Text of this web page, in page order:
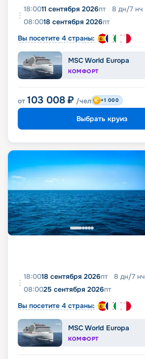
18:0011 сентября 2026пт 8 дн/7 нч
08:0018 сентября 2026пт
Вы посетите 4 страны:
MSC World Europa
КОМФОРТ
от 103 008 ₽ /чел +1 000
Выбрать круиз
18:0018 сентября 2026пт 8 дн/7 нч
08:0025 сентября 2026пт
Вы посетите 4 страны:
MSC World Europa
КОМФОРТ